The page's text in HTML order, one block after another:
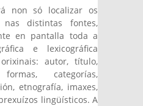
non só localizar os
distintas fontes,
en pantalla toda a
e lexicográfica
autor, título,
categorías,
etnografía, imaxes,
lingüísticos. A